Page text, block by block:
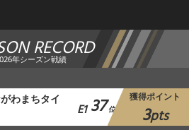
RECORD
年シーズン戦績
わまちタイ
E1 37 位
獲得ポイント
3pts